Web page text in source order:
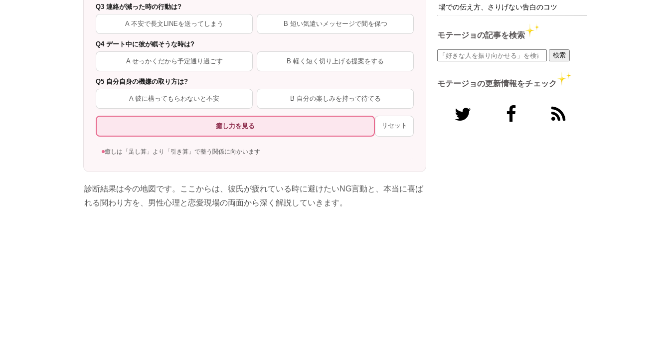
Q3 連絡が減った時の行動は?
A 不安で長文LINEを送ってしまう B 短い気遣いメッセージで間を保つ
Q4 デート中に彼が眠そうな時は?
A せっかくだから予定通り過ごす B 軽く短く切り上げる提案をする
Q5 自分自身の機嫌の取り方は?
A 彼に構ってもらわないと不安 B 自分の楽しみを持って待てる
癒し力を見る リセット
癒しは「足し算」より「引き算」で整う関係に向かいます
診断結果は今の地図です。ここからは、彼氏が疲れている時に避けたいNG言動と、本当に喜ば
れる関わり方を、男性心理と恋愛現場の両面から深く解説していきます。
場での伝え方、さりげない告白のコツ
モテージョの記事を検索
モテージョの更新情報をチェック